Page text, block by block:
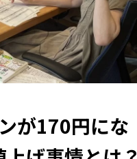
が170円にな